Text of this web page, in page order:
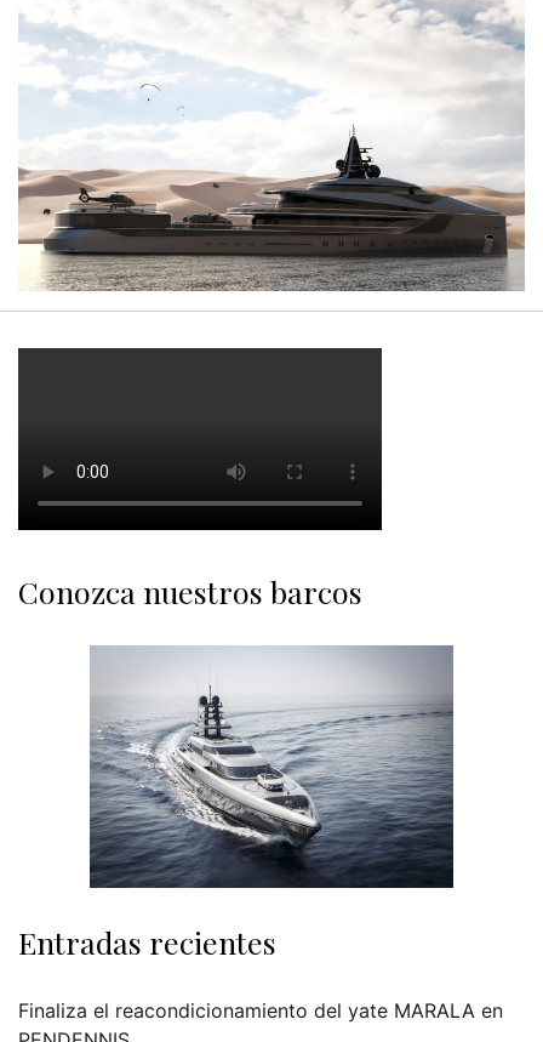
Conozca nuestros barcos
Entradas recientes
Finaliza el reacondicionamiento del yate MARALA en